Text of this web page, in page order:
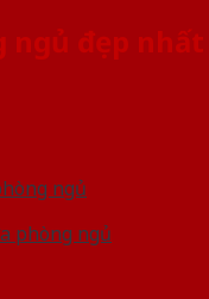
ngủ đẹp
ngủ
phòng ngủ